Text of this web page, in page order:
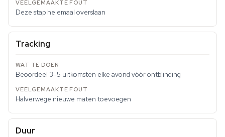
Deze stap helemaal overslaan
Tracking
Beoordeel 3–5 uitkomsten elke avond vóór ontblinding
Halverwege nieuwe maten toevoegen
Duur